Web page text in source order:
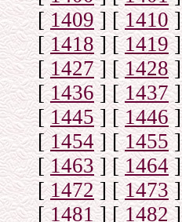
[1409] [1410]
[1418] [1419]
[1427] [1428]
[1436] [1437]
[1445] [1446]
[1454] [1455]
[1463] [1464]
[1472] [1473]
[1481] [1482]